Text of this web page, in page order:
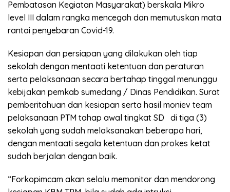
Pembatasan Kegiatan Masyarakat) berskala Mikro
level III dalam rangka mencegah dan memutuskan mata
rantai penyebaran Covid-19.
Kesiapan dan persiapan yang dilakukan oleh tiap
sekolah dengan mentaati ketentuan dan peraturan
serta pelaksanaan secara bertahap tinggal menunggu
kebijakan pemkab sumedang / Dinas Pendidikan. Surat
pemberitahuan dan kesiapan serta hasil moniev team
pelaksanaan PTM tahap awal tingkat SD di tiga (3)
sekolah yang sudah melaksanakan beberapa hari,
dengan mentaati segala ketentuan dan prokes ketat
sudah berjalan dengan baik.
“Forkopimcam akan selalu memonitor dan mendorong